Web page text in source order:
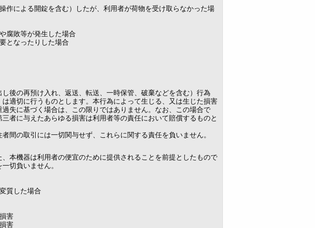
による開錠を含む）したが、利用者が荷物を受け取らなかった場
腐敗等が発生した場合
となったりした場合
後の再預け入れ、返送、転送、一時保管、破棄などを含む）行為
適切に行うものとします。本行為によって生じる、又は生じた損害
失に基づく場合は、この限りではありません。なお、この場合で
者に与えたあらゆる損害は利用者等の責任において賠償するものと
の取引には一切関与せず、これらに関する責任を負いません。
本機器は利用者の便宜のために提供されることを前提としたもので
切負いません。
質した場合
害
害